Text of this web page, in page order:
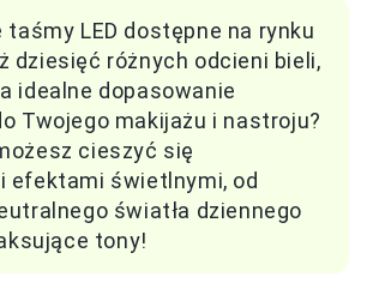
taśmy LED dostępne na rynku
dziesięć różnych odcieni bieli,
idealne dopasowanie
Twojego makijażu i nastroju?
cieszyć się
efektami świetlnymi, od
światła dziennego
tony!